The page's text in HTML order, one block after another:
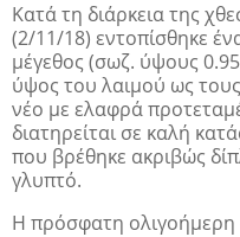
Κατά τη διάρκεια της
(2/11/18) εντοπίσθηκε
μέγεθος (σωζ. ύψους
ύψος του λαιμού ως
νέο με ελαφρά
διατηρείται σε καλή
που βρέθηκε ακριβώς
γλυπτό.
Η πρόσφατη ολιγοήμερη